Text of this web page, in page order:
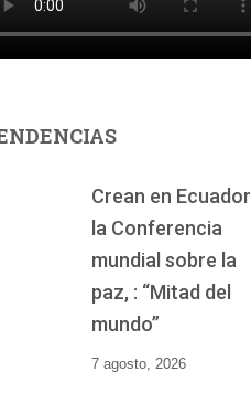
Crean en Ecuador
la Conferencia
mundial sobre la
paz, : “Mitad del
mundo”
7 agosto, 2026